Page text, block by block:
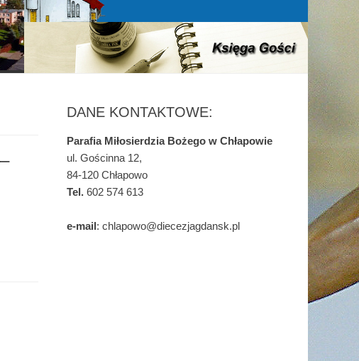
DANE KONTAKTOWE:
Parafia Miłosierdzia Bożego w Chłapowie
ul. Gościnna 12,
84-120 Chłapowo
Tel. 602 574 613
e-mail: chlapowo@diecezjagdansk.pl